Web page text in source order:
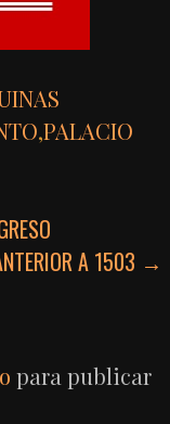
,PALACIO
A 1503 →
para publicar